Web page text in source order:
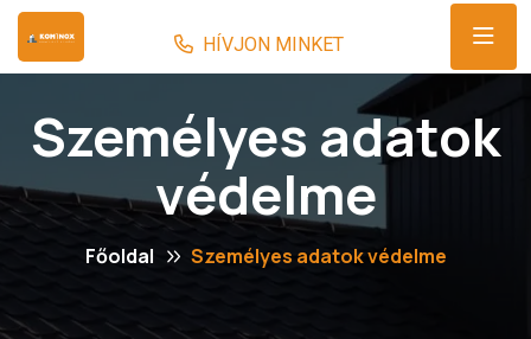
Személyes adatok
védelme
Főoldal Személyes adatok védelme